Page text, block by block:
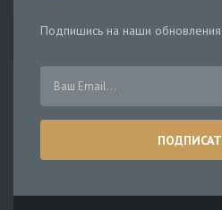
Подпишись на наши